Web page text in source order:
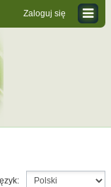
Zaloguj się